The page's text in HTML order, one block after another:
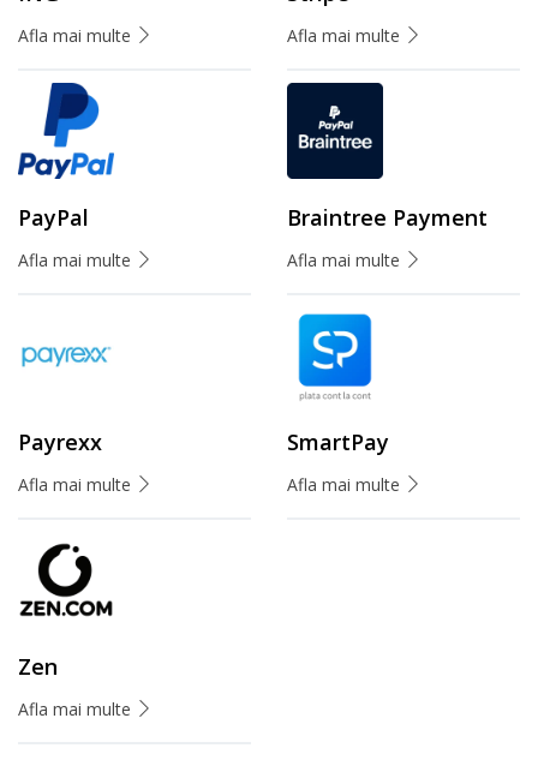
Afla mai multe Afla mai multe
PayPal
Afla mai multe
Braintree Payment
Afla mai multe
Payrexx
Afla mai multe
SmartPay
Afla mai multe
Zen
Afla mai multe